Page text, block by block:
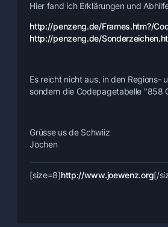
Hier fand ich Erklärungen und
http://penzeng.de/Frames.htm?/
http://penzeng.de/
Es reicht nicht aus, in den Regions-
sondern die Codepagetabelle "858
Grüsse us de Schwiiz
Jochen
[size=8]http://www.joewenz.org[/